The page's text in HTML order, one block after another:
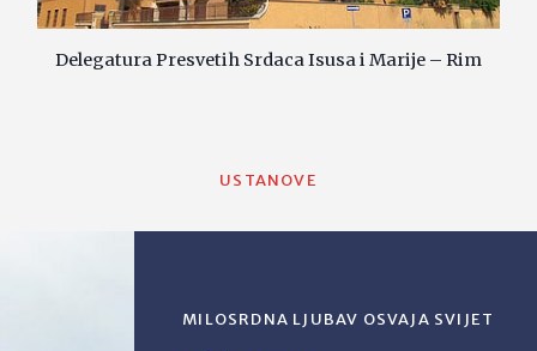
Delegatura Presvetih Srdaca Isusa i Marije – Rim
USTANOVE
MILOSRDNA LJUBAV OSVAJA SVIJET